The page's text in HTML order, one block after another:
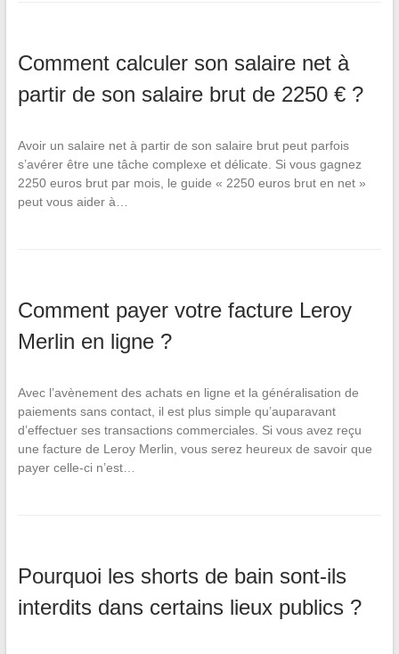
Comment calculer son salaire net à
partir de son salaire brut de 2250 € ?
Avoir un salaire net à partir de son salaire brut peut parfois
s’avérer être une tâche complexe et délicate. Si vous gagnez
2250 euros brut par mois, le guide « 2250 euros brut en net »
peut vous aider à…
Comment payer votre facture Leroy
Merlin en ligne ?
Avec l’avènement des achats en ligne et la généralisation de
paiements sans contact, il est plus simple qu’auparavant
d’effectuer ses transactions commerciales. Si vous avez reçu
une facture de Leroy Merlin, vous serez heureux de savoir que
payer celle‑ci n’est…
Pourquoi les shorts de bain sont-ils
interdits dans certains lieux publics ?